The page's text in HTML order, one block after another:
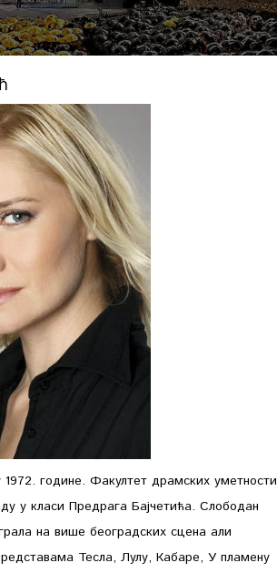
у класи Предрага Бајчетића. Слободан
на више београдских сцена али
Тесла, Лулу, Кабаре, У пламену